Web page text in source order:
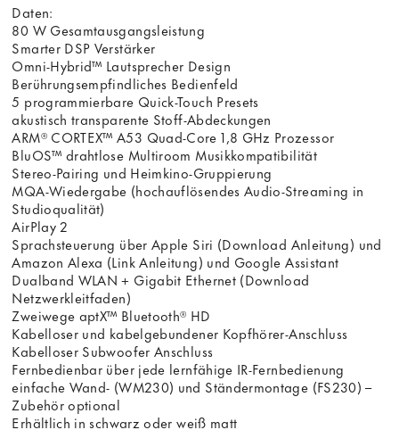
Daten:
80 W Gesamtausgangsleistung
Smarter DSP Verstärker
Omni-Hybrid™ Lautsprecher Design
Berührungsempfindliches Bedienfeld
5 programmierbare Quick-Touch Presets
akustisch transparente Stoff-Abdeckungen
ARM® CORTEX™ A53 Quad-Core 1,8 GHz Prozessor
BluOS™ drahtlose Multiroom Musikkompatibilität
Stereo-Pairing und Heimkino-Gruppierung
MQA-Wiedergabe (hochauflösendes Audio-Streaming in
Studioqualität)
AirPlay 2
Sprachsteuerung über Apple Siri (Download Anleitung) und
Amazon Alexa (Link Anleitung) und Google Assistant
Dualband WLAN + Gigabit Ethernet (Download
Netzwerkleitfaden)
Zweiwege aptX™ Bluetooth® HD
Kabelloser und kabelgebundener Kopfhörer-Anschluss
Kabelloser Subwoofer Anschluss
Fernbedienbar über jede lernfähige IR-Fernbedienung
einfache Wand- (WM230) und Ständermontage (FS230) –
Zubehör optional
Erhältlich in schwarz oder weiß matt